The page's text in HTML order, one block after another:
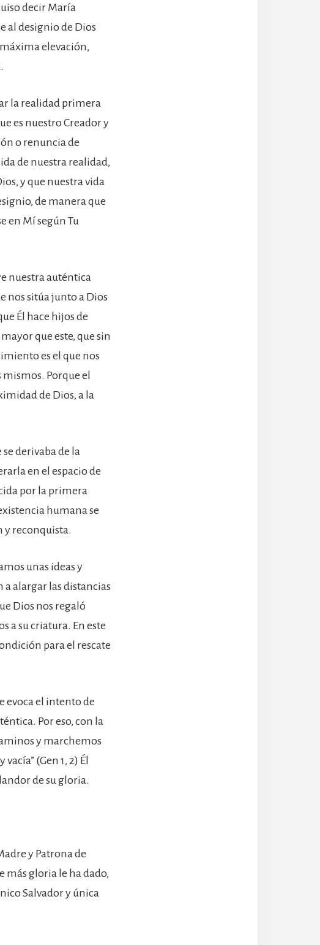
decir María
al designio de Dios
elevación,
la realidad primera
es nuestro Creador y
o renuncia de
de nuestra realidad,
y que nuestra vida
de manera que
en Mí según Tu
nuestra auténtica
nos sitúa junto a Dios
Él hace hijos de
que este, que sin
es el que nos
Porque el
de Dios, a la
derivaba de la
en el espacio de
por la primera
humana se
y reconquista.
unas ideas y
alargar las distancias
Dios nos regaló
a su criatura. En este
para el rescate
evoca el intento de
Por eso, con la
y marchemos
(Gen 1, 2) Él
de su gloria.
y Patrona de
más gloria le ha dado,
Salvador y única